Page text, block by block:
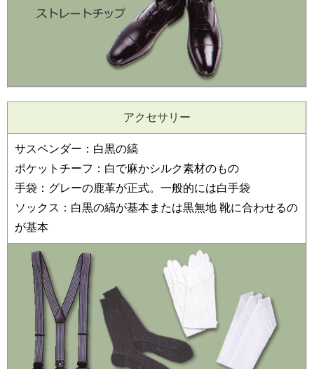
アクセサリー
サスペンダー：白黒の縞
ポケットチーフ：白で麻かシルク素材のもの
手袋：グレーの鹿革が正式。一般的には白手袋
ソックス：白黒の縞が基本または黒無地 靴に合わせるの
が基本